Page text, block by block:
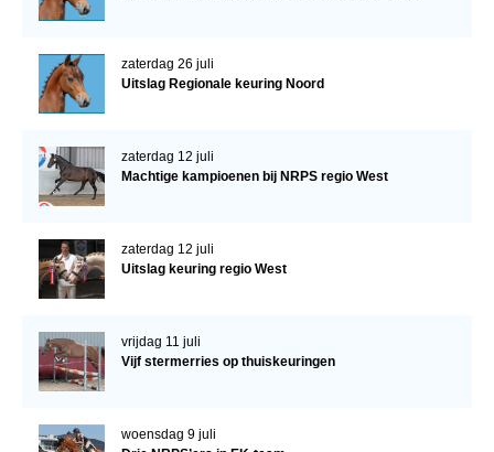
zaterdag 26 juli
Uitslag Regionale keuring Noord
zaterdag 12 juli
Machtige kampioenen bij NRPS regio West
zaterdag 12 juli
Uitslag keuring regio West
vrijdag 11 juli
Vijf stermerries op thuiskeuringen
woensdag 9 juli